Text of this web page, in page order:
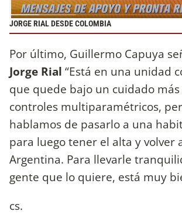
JORGE RIAL DESDE COLOMBIA
Por último, Guillermo Capuya
Jorge Rial “Está en una unidad
que quede bajo un cuidado
controles multiparamétricos,
hablamos de pasarlo a una
para luego tener el alta y volver
Argentina. Para llevarle
gente que lo quiere, está muy
cs.